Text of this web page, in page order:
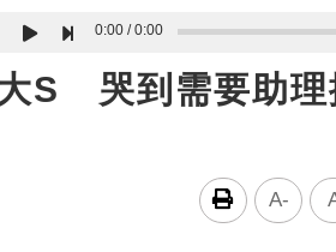
0:00 0:00
S 哭到需要助理
A-